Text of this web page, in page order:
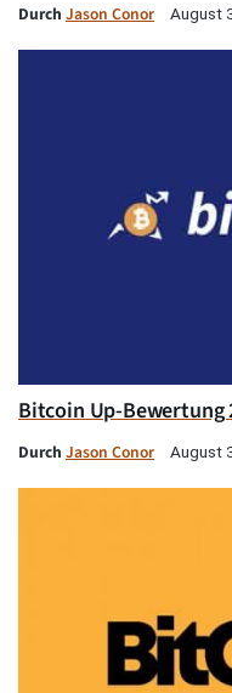
Durch Jason Conor August
Bitcoin Up-Bewertung
Durch Jason Conor August